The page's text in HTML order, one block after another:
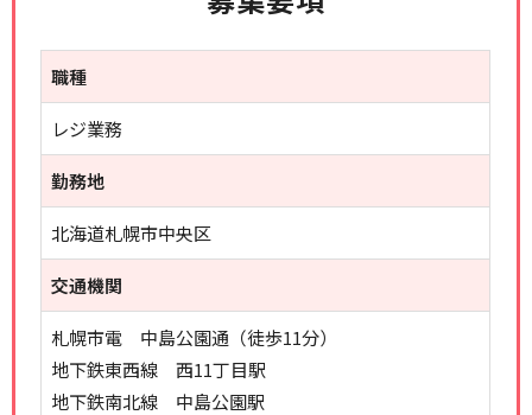
職種
レジ業務
勤務地
北海道札幌市中央区
交通機関
札幌市電 中島公園通（徒歩11分）
地下鉄東西線 西11丁目駅
地下鉄南北線 中島公園駅